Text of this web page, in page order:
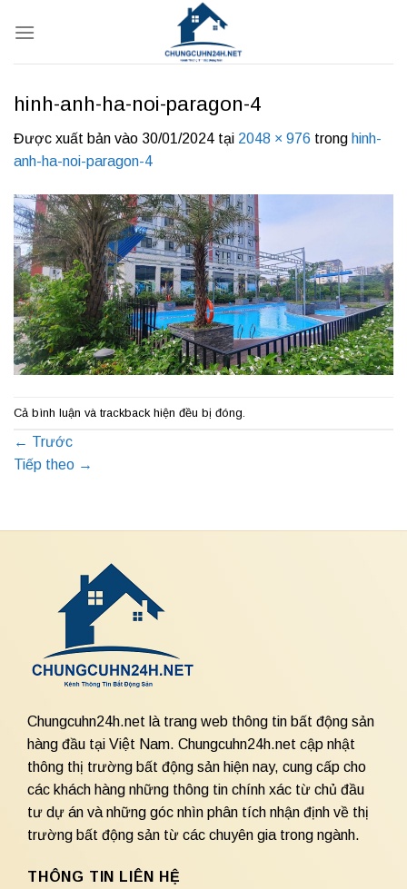
qua
hinh-anh-ha-noi-paragon-4
Được xuất bản vào 30/01/2024 tại 2048 × 976 trong hinh-
anh-ha-noi-paragon-4
Cả bình luận và trackback hiện đều bị đóng.
←
Trước
Tiếp theo →
Chungcuhn24h.net là trang web thông tin bất động sản
hàng đầu tại Việt Nam. Chungcuhn24h.net cập nhật
thông thị trường bất động sản hiện nay, cung cấp cho
các khách hàng những thông tin chính xác từ chủ đầu
tư dự án và những góc nhìn phân tích nhận định về thị
trường bất động sản từ các chuyên gia trong ngành.
THÔNG TIN LIÊN HỆ